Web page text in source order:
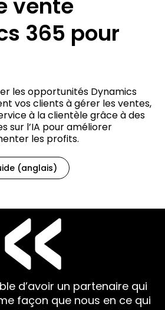
vente
365 pour
les opportunités Dynamics
vos clients à gérer les ventes,
à la clientèle grâce à des
sur l’IA pour améliorer
les profits.
(anglais)
d’avoir un partenaire qui
façon que nous en ce qui